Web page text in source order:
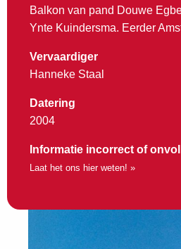
Balkon van pand Douwe
Ynte Kuindersma. Eerder
Vervaardiger
Hanneke Staal
Datering
2004
Informatie incorrect of
Laat het ons hier weten! »